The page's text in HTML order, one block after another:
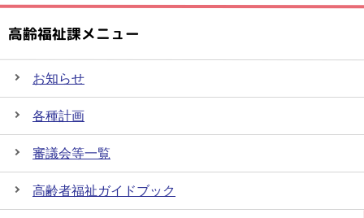
高齢福祉課メニュー
お知らせ
各種計画
審議会等一覧
高齢者福祉ガイドブック